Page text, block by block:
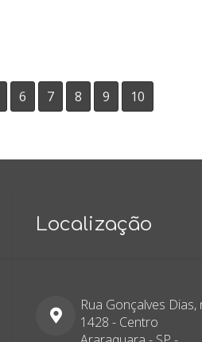
6 7 8 9 10
Localização
Rua Gonçalves Dias,
1428 - Centro